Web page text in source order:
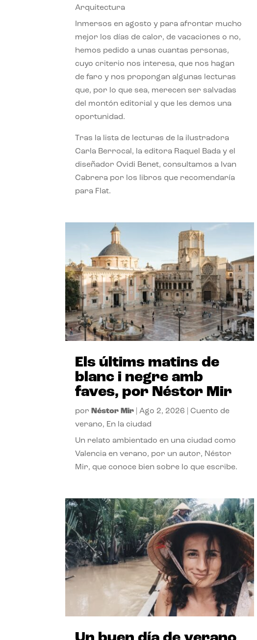
Arquitectura
Inmersos en agosto y para afrontar mucho
mejor los días de calor, de vacaciones o no,
hemos pedido a unas cuantas personas,
cuyo criterio nos interesa, que nos hagan
de faro y nos propongan algunas lecturas
que, por lo que sea, merecen ser salvadas
del montón editorial y que les demos una
oportunidad.
Tras la lista de lecturas de la ilustradora
Carla Berrocal, la editora Raquel Bada y el
diseñador Ovidi Benet, consultamos a Ivan
Cabrera por los libros que recomendaría
para Flat.
Els últims matins de
blanc i negre amb
faves, por Néstor Mir
por Néstor Mir |Ago 2, 2026 |Cuento de
verano, En la ciudad
Un relato ambientado en una ciudad como
Valencia en verano, por un autor, Néstor
Mir, que conoce bien sobre lo que escribe.